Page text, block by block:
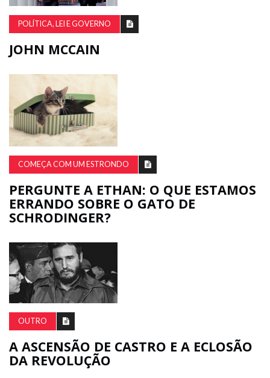
POLÍTICA, LEI E GOVERNO
JOHN MCCAIN
COMEÇA COM UM ESTRONDO
PERGUNTE A ETHAN: O QUE ESTAMOS
ERRANDO SOBRE O GATO DE
SCHRODINGER?
OUTRO
A ASCENSÃO DE CASTRO E A ECLOSÃO
DA REVOLUÇÃO